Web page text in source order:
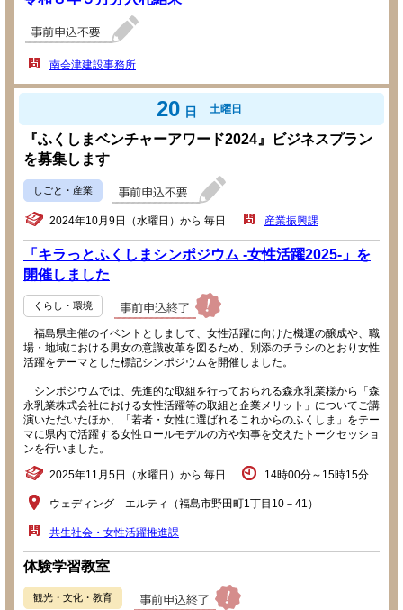
南会津建設事務所
20 日 土曜日
『ふくしまベンチャーアワード2024』ビジネスプラン
を募集します
しごと・産業
2024年10月9日（水曜日）から 毎日 産業振興課
「キラっとふくしまシンポジウム -女性活躍2025-」を
開催しました
くらし・環境
福島県主催のイベントとしまして、女性活躍に向けた機運の醸成や、職
場・地域における男女の意識改革を図るため、別添のチラシのとおり女性
活躍をテーマとした標記シンポジウムを開催しました。
シンポジウムでは、先進的な取組を行っておられる森永乳業様から「森
永乳業株式会社における女性活躍等の取組と企業メリット」についてご講
演いただいたほか、「若者・女性に選ばれるこれからのふくしま」をテー
マに県内で活躍する女性ロールモデルの方や知事を交えたトークセッショ
ンを行いました。
2025年11月5日（水曜日）から 毎日 14時00分～15時15分
ウェディング エルティ（福島市野田町1丁目10－41）
共生社会・女性活躍推進課
体験学習教室
観光・文化・教育